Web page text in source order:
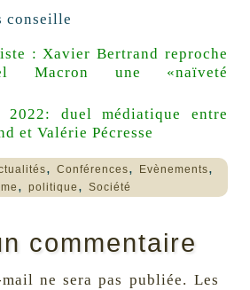
conseille
: Xavier Bertrand reproche
Macron une «naïveté
2022: duel médiatique entre
et Valérie Pécresse
, Conférences, Evènements,
, politique , Société
commentaire
ne sera pas publiée. Les